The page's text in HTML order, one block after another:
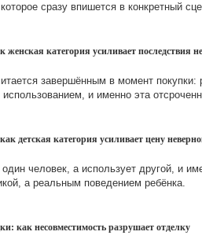
сразу впишется в конкретный
категория усиливает последствия
завершённым в момент покупки:
и именно эта
детская категория усиливает цену
человек, а использует другой, и
а реальным поведением ребёнка.
как несовместимость разрушает отделку